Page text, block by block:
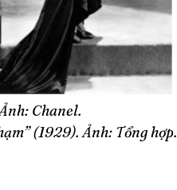
Chanel.
(1929). Ảnh: Tổng hợp.